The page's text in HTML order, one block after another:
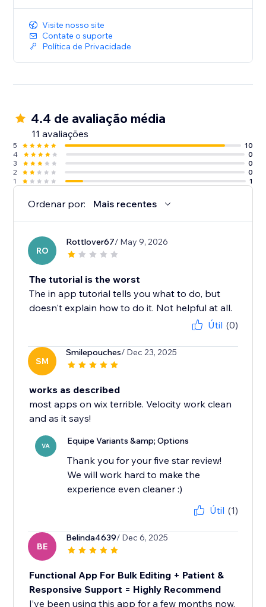
Visite nosso site
Contate o suporte
Política de Privacidade
4.4 de avaliação média
11 avaliações
5
10
4
0
3
0
2
0
1
1
Ordenar por: Mais recentes
RO
Rottlover67/ May 9, 2026
The tutorial is the worst
The in app tutorial tells you what to do, but
doesn't explain how to do it. Not helpful at all.
Útil (0)
SM
Smilepouches/ Dec 23, 2025
works as described
most apps on wix terrible. Velocity work clean
and as it says!
VA Equipe Variants &amp; Options
Thank you for your five star review!
We will work hard to make the
experience even cleaner :)
Útil (1)
BE
Belinda4639/ Dec 6, 2025
Functional App For Bulk Editing + Patient &
Responsive Support = Highly Recommend
I’ve been using this app for a few months now.